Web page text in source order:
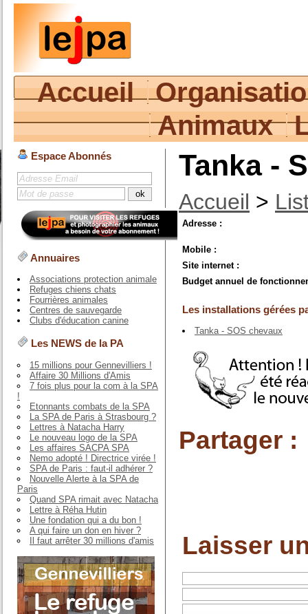
Accueil
Animaux
Espace Abonnés
Annuaires
Associations protection animale
Refuges chiens chats
Fourrières animales
Centres de sauvegarde
Clubs d'éducation canine
Les NEWS de la PA
15 millions pour Gennevilliers !
Affaire 30 Millions d'Amis
7 fois plus pour la com à la SPA
!
Etonnants combats de la SPA
La SPA de Paris à Strasbourg ?
Lettres à Natacha Harry
Le nouveau logo de la SPA
Les affaires SACPA SPA
Nemo adopté ! Directrice virée !
SPA de Paris : faut-il adhérer ?
Nouvelle Alerte à la SPA de
Paris
Quand SPA rimait avec Natacha
Lettre à Réha Hutin
Une fondation qui a du bon !
A qui faire un don en hiver ?
Il faut arrêter 30 millions d'amis
Tanka -
Accueil >
Adresse :
Mobile :
Site internet :
Budget annuel de
Les installations gérées
Tanka - SOS chevaux
Partager :
Laisser